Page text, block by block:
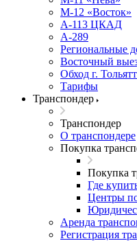
М-12 «Восток»
А-113 ЦКАД
А-289
Региональные
Восточный
Обход г.
Тарифы
Транспондер
Транспондер
О транспондере
Покупка
Покупка
Где
Центры
Аренда
Регистрация